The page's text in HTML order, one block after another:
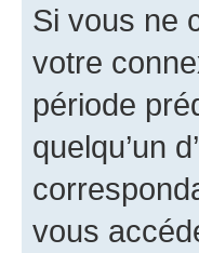
Si vous ne
votre
période
quelqu’un
vous